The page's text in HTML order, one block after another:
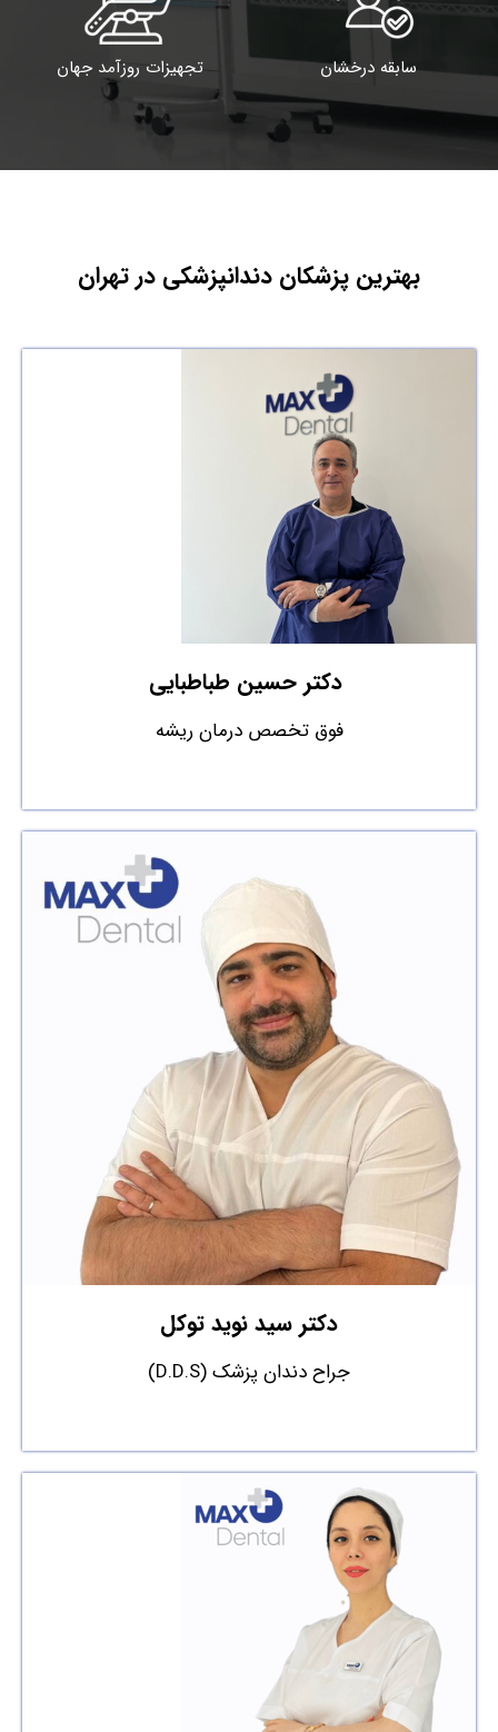
سابقه درخشان تجهیزات روزآمد جهان
بهترین پزشکان دندانپزشکی در تهران
دکتر حسین طباطبایی
فوق تخصص درمان ریشه
دکتر سید نوید توکل
جراح دندان پزشک (D.D.S)